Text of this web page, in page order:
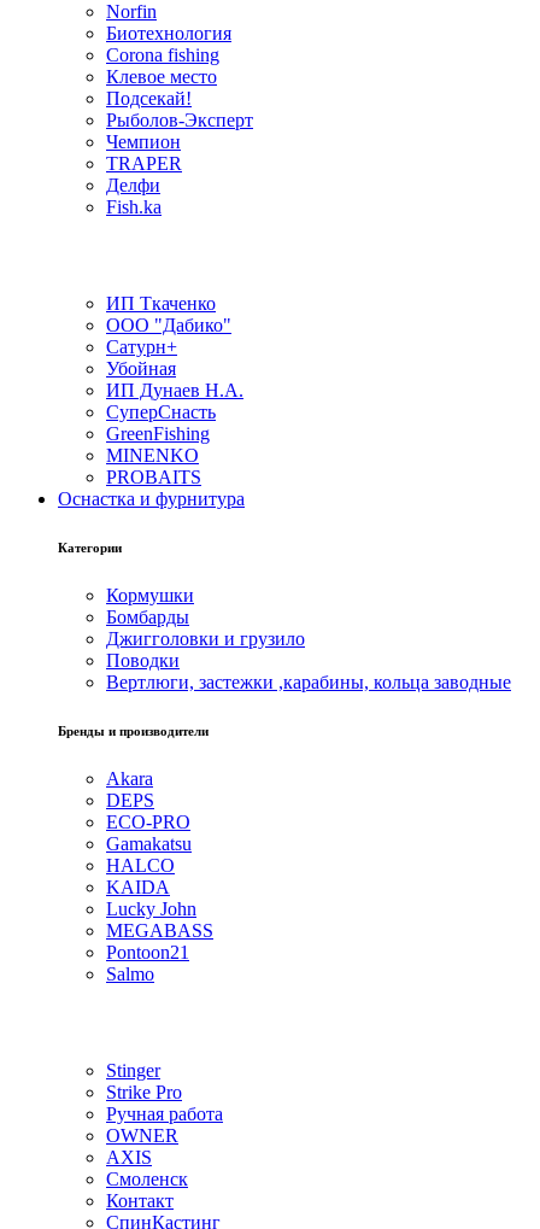
Norfin
Биотехнология
Corona fishing
Клевое место
Подсекай!
Рыболов-Эксперт
Чемпион
TRAPER
Делфи
Fish.ka
ИП Ткаченко
ООО "Дабико"
Сатурн+
Убойная
ИП Дунаев Н.А.
СуперСнасть
GreenFishing
MINENKO
PROBAITS
Оснастка и фурнитура
Категории
Кормушки
Бомбарды
Джигголовки и грузило
Поводки
Вертлюги, застежки ,карабины, кольца заводные
Бренды и производители
Akara
DEPS
ECO-PRO
Gamakatsu
HALCO
KAIDA
Lucky John
MEGABASS
Pontoon21
Salmo
Stinger
Strike Pro
Ручная работа
OWNER
AXIS
Смоленск
Контакт
СпинКастинг